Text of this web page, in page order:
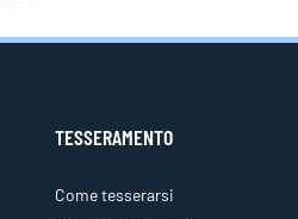
TESSERAMENTO
Come tesserarsi